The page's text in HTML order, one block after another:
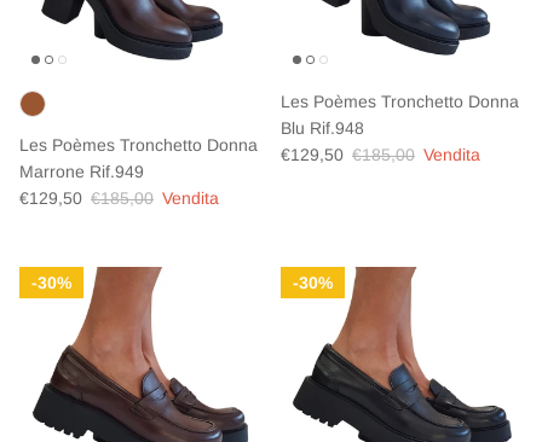
Les Poèmes Tronchetto Donna
Marrone Rif.949
Prezzo di vendita
€129,50 Prezzo normale
€185,00 Vendita
Les Poèmes Tronchetto Donna
Blu Rif.948
Prezzo di vendita
€129,50 Prezzo normale
€185,00 Vendita
30% 30%